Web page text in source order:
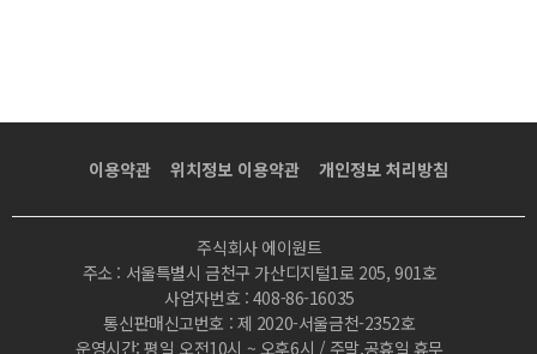
이용약관 위치정보 이용약관 개인정보 처리방침
주식회사 에이원트
주소 : 서울특별시 금천구 가산디지털1로 205, 901호
사업자번호 : 408-86-16035
통신판매신고번호 : 제 2020-서울금천-2352호
운영시간: 평일 오전10시 ~ 오후6시 / 주말,공휴일 휴무